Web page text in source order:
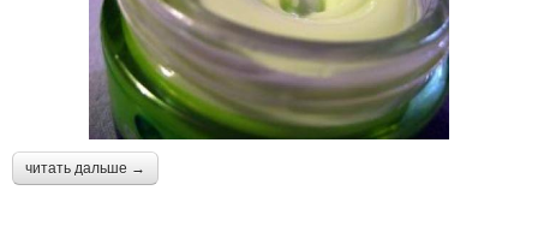
читать дальше →